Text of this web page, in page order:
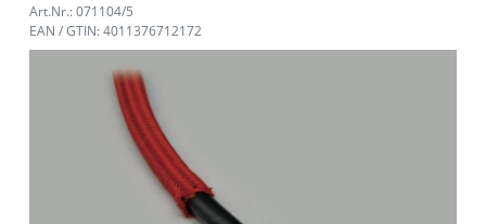
Art.Nr.: 071104/5
EAN / GTIN: 4011376712172